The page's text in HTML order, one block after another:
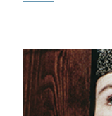
Wantenaar, op
Andrea Marcon.